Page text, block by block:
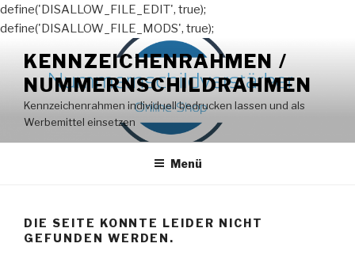
define('DISALLOW_FILE_EDIT', true);
define('DISALLOW_FILE_MODS', true);
Inhalt
springen
KENNZEICHENRAHMEN /
NUMMERNSCHILDRAHMEN
Kennzeichenrahmen individuell bedrucken lassen und als
Werbemittel einsetzen
Menü
DIE SEITE KONNTE LEIDER NICHT
GEFUNDEN WERDEN.